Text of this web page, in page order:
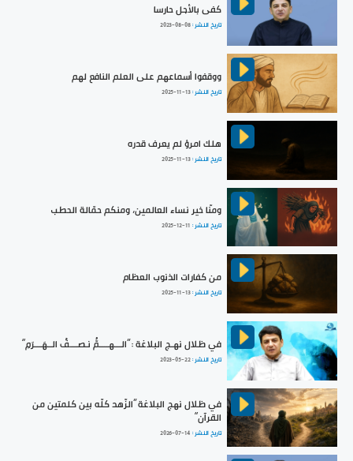
كفى بالأجل حارسا
تاريخ النشر :2023-08-08
ووقفوا أسماعهم على العلم النافع لهم
تاريخ النشر :2025-11-13
هلك امرؤ لم يعرف قدره
تاريخ النشر :2025-11-13
ومنّا خير نساء العالمين، ومنكم حمّالة الحطب
تاريخ النشر : 2025-12-11
من كفارات الذنوب العظام
تاريخ النشر :2025-11-13
في ظلال نهـج البلاغة : ”الـــهــــمُّ نـصـــفُ الــهَـــرَمِ“
تاريخ النشر :2023-05-22
في ظلال نهج البلاغة ”الزّهد كلّه بين كلمتين من
القرآن“
تاريخ النشر : 2026-07-14